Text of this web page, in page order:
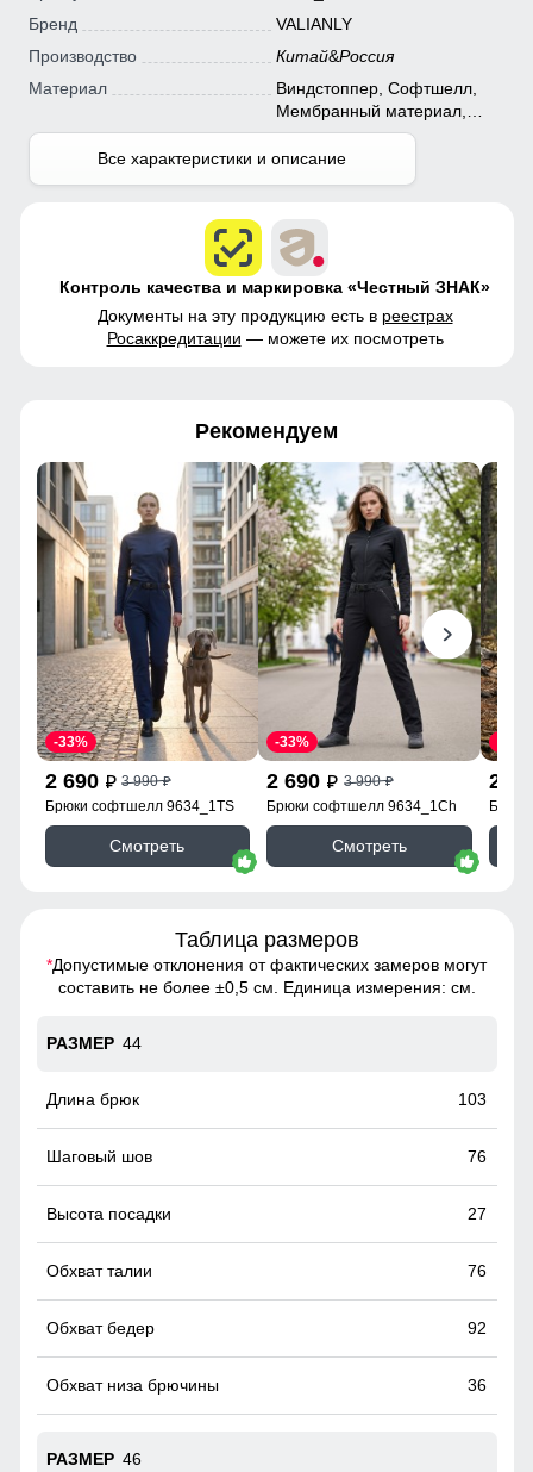
Бренд
VALIANLY
Производство
Китай&Россия
Материал
Виндстоппер, Софтшелл,
Мембранный материал,
Полиэстер
Все характеристики и описание
Контроль качества и маркировка «Честный ЗНАК»
Документы на эту продукцию есть в реестрах
Росаккредитации — можете их посмотреть
Рекомендуем
2 690 p 3 990p
-33%
Брюки софтшелл 9634_1TS
Смотреть
2 690 p 3 990p
-33%
Брюки софтшелл 9634_1Ch
Смотреть
2
Таблица размеров
*Допустимые отклонения от фактических замеров могут
составить не более ±0,5 см. Единица измерения: см.
44
103
76
27
76
92
36
46